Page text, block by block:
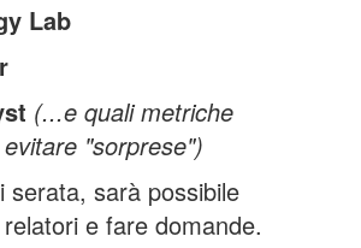
Lab
(...e quali metriche
"sorprese")
serata, sarà possibile
e fare domande.